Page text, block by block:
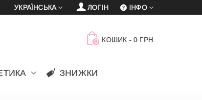
ІНФО
ЛОГІН
УКРАЇНСЬКА
0 КОШИК - 0 ГРН
ЗНИЖКИ